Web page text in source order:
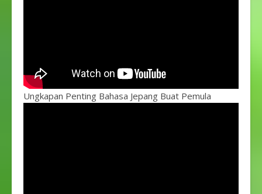
Ungkapan Penting Bahasa Jepang Buat Pemula